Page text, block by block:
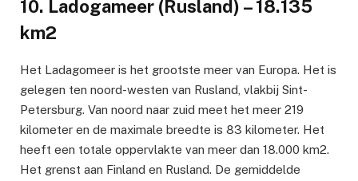
10. Ladogameer (Rusland) – 18.135
km2
Het Ladagomeer is het grootste meer van Europa. Het is
gelegen ten noord-westen van Rusland, vlakbij Sint-
Petersburg. Van noord naar zuid meet het meer 219
kilometer en de maximale breedte is 83 kilometer. Het
heeft een totale oppervlakte van meer dan 18.000 km2.
Het grenst aan Finland en Rusland. De gemiddelde